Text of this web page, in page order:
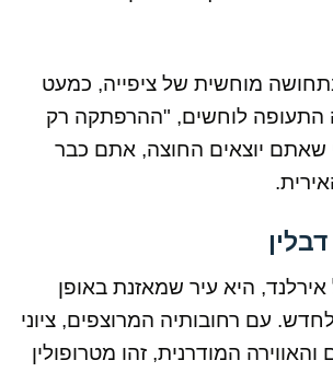
מוחשית של ציפייה, כמעט
התעופה לוחשים, "ההרפתקה רק
שאתם יוצאים החוצה, אתם כבר
היא עיר שמאזנת באופן
עם רחובותיה המרוצפים, ציוני
המודרנית, זהו מטרופולין